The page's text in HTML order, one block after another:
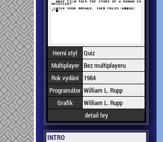
Herní styl
Quiz
Multiplayer Bez multiplayeru
Rok vydání
1984
Programátor William L. Rupp
Grafik
William L. Rupp
detail hry
INTRO